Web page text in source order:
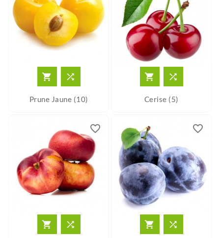
 
Prune Jaune (10)
 
Cerise (5)
 
favorite_border
 
favorite_border